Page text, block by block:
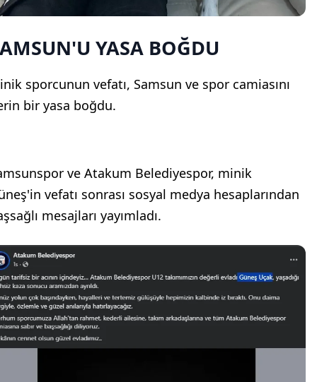
YASA BOĞDU
sporcunun vefatı, Samsun ve spor camiasını
bir yasa boğdu.
ve Atakum Belediyespor, minik
vefatı sonrası sosyal medya hesaplarından
mesajları yayımladı.